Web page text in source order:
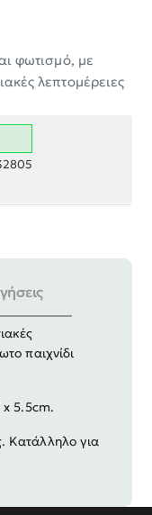
φωτισμό, με
λεπτομέρειες
φωτισμό, με
παιχνίδι
x 5.5cm.
Κατάλληλο για